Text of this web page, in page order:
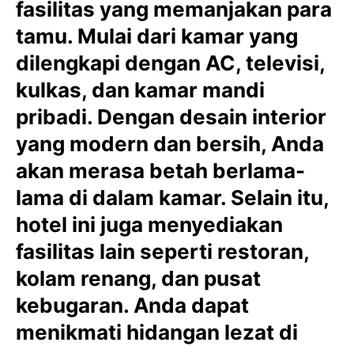
fasilitas yang memanjakan para
tamu. Mulai dari kamar yang
dilengkapi dengan AC, televisi,
kulkas, dan kamar mandi
pribadi. Dengan desain interior
yang modern dan bersih, Anda
akan merasa betah berlama-
lama di dalam kamar. Selain itu,
hotel ini juga menyediakan
fasilitas lain seperti restoran,
kolam renang, dan pusat
kebugaran. Anda dapat
menikmati hidangan lezat di